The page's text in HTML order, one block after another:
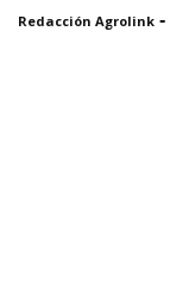
Redacción Agrolink -